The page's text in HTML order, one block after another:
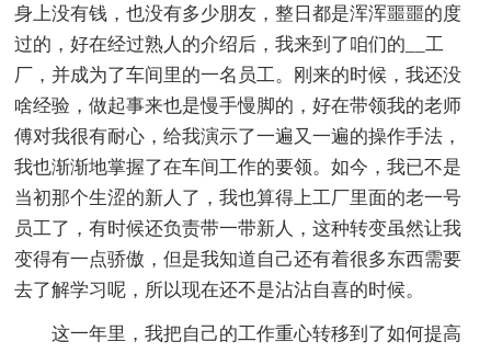
身上没有钱，也没有多少朋友，整日都是浑浑噩噩的度
过的，好在经过熟人的介绍后，我来到了咱们的__工
厂，并成为了车间里的一名员工。刚来的时候，我还没
啥经验，做起事来也是慢手慢脚的，好在带领我的老师
傅对我很有耐心，给我演示了一遍又一遍的操作手法，
我也渐渐地掌握了在车间工作的要领。如今，我已不是
当初那个生涩的新人了，我也算得上工厂里面的老一号
员工了，有时候还负责带一带新人，这种转变虽然让我
变得有一点骄傲，但是我知道自己还有着很多东西需要
去了解学习呢，所以现在还不是沾沾自喜的时候。
这一年里，我把自己的工作重心转移到了如何提高